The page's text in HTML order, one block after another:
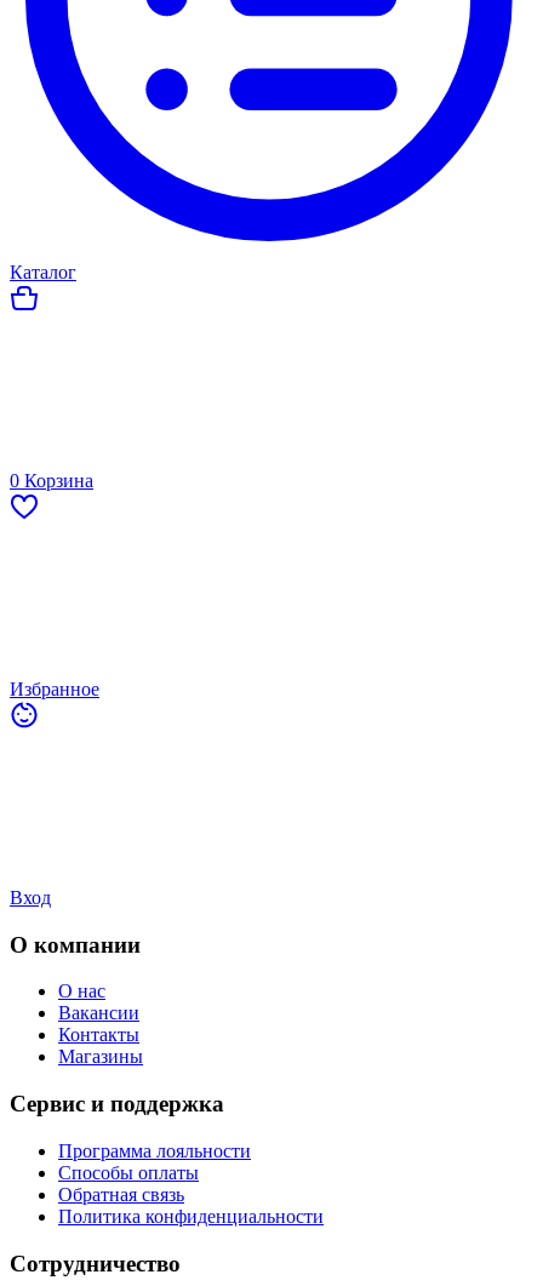
Каталог
0 Корзина
Избранное
Вход
О компании
О нас
Вакансии
Контакты
Магазины
Сервис и поддержка
Программа лояльности
Способы оплаты
Обратная связь
Политика конфиденциальности
Сотрудничество